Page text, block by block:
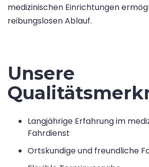
medizinischen Einrichtungen
reibungslosen Ablauf.
Unsere
Langjährige Erfahrung im
Fahrdienst
Ortskundige und freundliche